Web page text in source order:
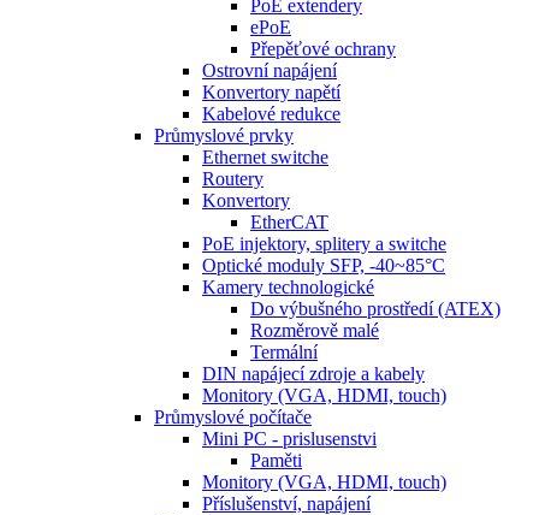
PoE extendery
ePoE
Přepěťové ochrany
Ostrovní napájení
Konvertory napětí
Kabelové redukce
Průmyslové prvky
Ethernet switche
Routery
Konvertory
EtherCAT
PoE injektory, splitery a switche
Optické moduly SFP, -40~85°C
Kamery technologické
Do výbušného prostředí (ATEX)
Rozměrově malé
Termální
DIN napájecí zdroje a kabely
Monitory (VGA, HDMI, touch)
Průmyslové počítače
Mini PC - prislusenstvi
Paměti
Monitory (VGA, HDMI, touch)
Příslušenství, napájení